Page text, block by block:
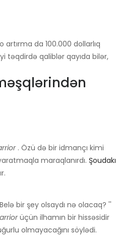
da 100.000 dollarlıq
qaliblər qayıda bilər,
. Özü də bir idmançı kimi
maraqlanırdı. Şoudakı
bir şey olsaydı nə olacaq? ''
üçün ilhamın bir hissəsidir
olmayacağını söylədi.